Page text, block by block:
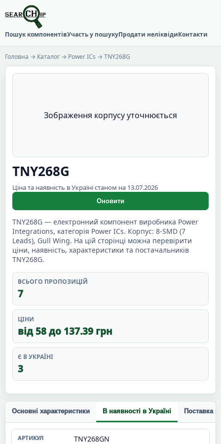
Пошук компонентівУчасть у пошукуПродати неліквідиКонтакти
Головна → Каталог → Power ICs → TNY268G
Зображення корпусу уточнюється
TNY268G
Ціна та наявність в Україні станом на 13.07.2026
Оновити
TNY268G — електронний компонент виробника Power
Integrations, категорія Power ICs. Корпус: 8-SMD (7
Leads), Gull Wing. На цій сторінці можна перевірити
ціни, наявність, характеристики та постачальників
TNY268G.
ВСЬОГО ПРОПОЗИЦІЙ
7
ЦІНИ
від 58 до 137.39 грн
Є В УКРАЇНІ
3
Основні характеристики В наявності в Україні Поставка
TNY268GN